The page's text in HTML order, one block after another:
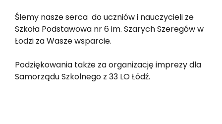
Ślemy nasze serca ️ do uczniów i nauczycieli ze
Szkoła Podstawowa nr 6 im. Szarych Szeregów w
Łodzi za Wasze wsparcie.
Podziękowania także za organizację imprezy dla
Samorządu Szkolnego z 33 LO Łódź.